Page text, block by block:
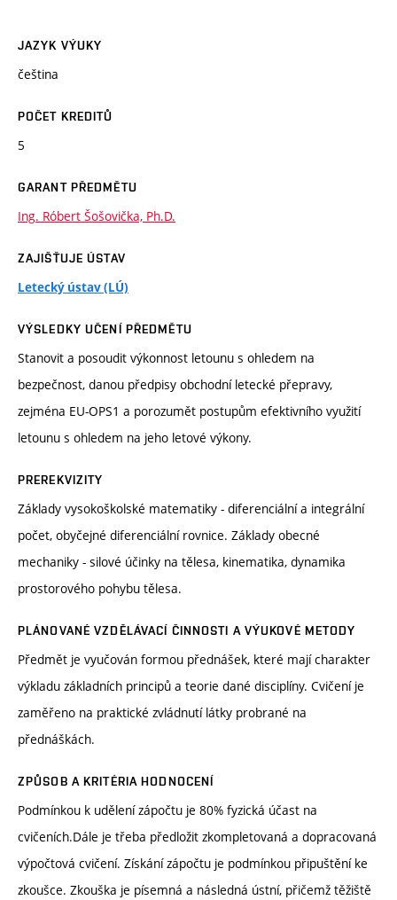
JAZYK VÝUKY
čeština
POČET KREDITŮ
5
GARANT PŘEDMĚTU
Ing. Róbert Šošovička, Ph.D.
ZAJIŠŤUJE ÚSTAV
Letecký ústav (LÚ)
VÝSLEDKY UČENÍ PŘEDMĚTU
Stanovit a posoudit výkonnost letounu s ohledem na
bezpečnost, danou předpisy obchodní letecké přepravy,
zejména EU-OPS1 a porozumět postupům efektivního využití
letounu s ohledem na jeho letové výkony.
PREREKVIZITY
Základy vysokoškolské matematiky - diferenciální a integrální
počet, obyčejné diferenciální rovnice. Základy obecné
mechaniky - silové účinky na tělesa, kinematika, dynamika
prostorového pohybu tělesa.
PLÁNOVANÉ VZDĚLÁVACÍ ČINNOSTI A VÝUKOVÉ METODY
Předmět je vyučován formou přednášek, které mají charakter
výkladu základních principů a teorie dané disciplíny. Cvičení je
zaměřeno na praktické zvládnutí látky probrané na
přednáškách.
ZPŮSOB A KRITÉRIA HODNOCENÍ
Podmínkou k udělení zápočtu je 80% fyzická účast na
cvičeních.Dále je třeba předložit zkompletovaná a dopracovaná
výpočtová cvičení. Získání zápočtu je podmínkou připuštění ke
zkoušce. Zkouška je písemná a následná ústní, přičemž těžiště